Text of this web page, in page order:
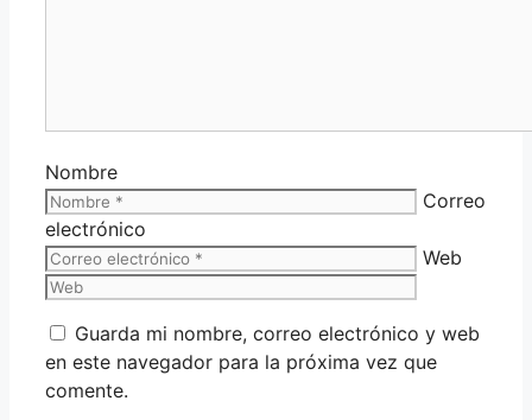
Nombre
Correo
electrónico
Web
Guarda mi nombre, correo electrónico y web
en este navegador para la próxima vez que
comente.